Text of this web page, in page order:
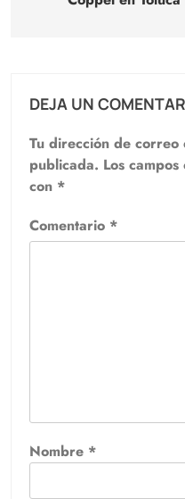
DEJA UN
Tu dirección de correo
publicada. Los
con *
Comentario *
Nombre *